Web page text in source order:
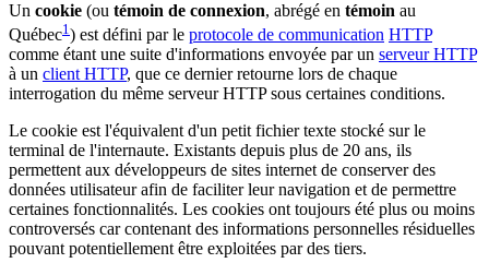
Un cookie (ou témoin de connexion, abrégé en témoin au
Québec1) est défini par le protocole de communication HTTP
comme étant une suite d'informations envoyée par un serveur HTTP
à un client HTTP, que ce dernier retourne lors de chaque
interrogation du même serveur HTTP sous certaines conditions.
Le cookie est l'équivalent d'un petit fichier texte stocké sur le
terminal de l'internaute. Existants depuis plus de 20 ans, ils
permettent aux développeurs de sites internet de conserver des
données utilisateur afin de faciliter leur navigation et de permettre
certaines fonctionnalités. Les cookies ont toujours été plus ou moins
controversés car contenant des informations personnelles résiduelles
pouvant potentiellement être exploitées par des tiers.